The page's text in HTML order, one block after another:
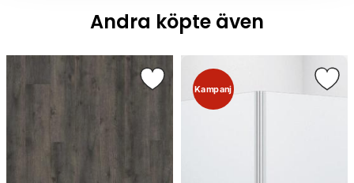
Andra köpte även
Kampanj